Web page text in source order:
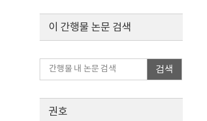
이 간행물 논문 검색
검색
권호